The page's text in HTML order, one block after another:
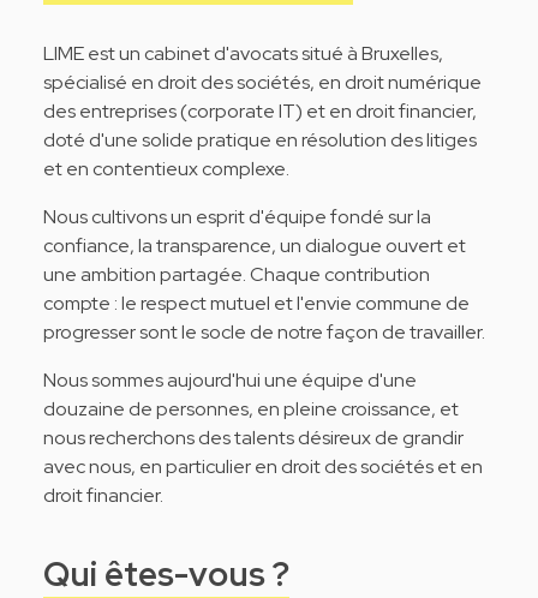
LIME est un cabinet d'avocats situé à Bruxelles,
spécialisé en droit des sociétés, en droit numérique
des entreprises (corporate IT) et en droit financier,
doté d'une solide pratique en résolution des litiges
et en contentieux complexe.
Nous cultivons un esprit d'équipe fondé sur la
confiance, la transparence, un dialogue ouvert et
une ambition partagée. Chaque contribution
compte : le respect mutuel et l'envie commune de
progresser sont le socle de notre façon de travailler.
Nous sommes aujourd'hui une équipe d'une
douzaine de personnes, en pleine croissance, et
nous recherchons des talents désireux de grandir
avec nous, en particulier en droit des sociétés et en
droit financier.
Qui êtes-vous ?